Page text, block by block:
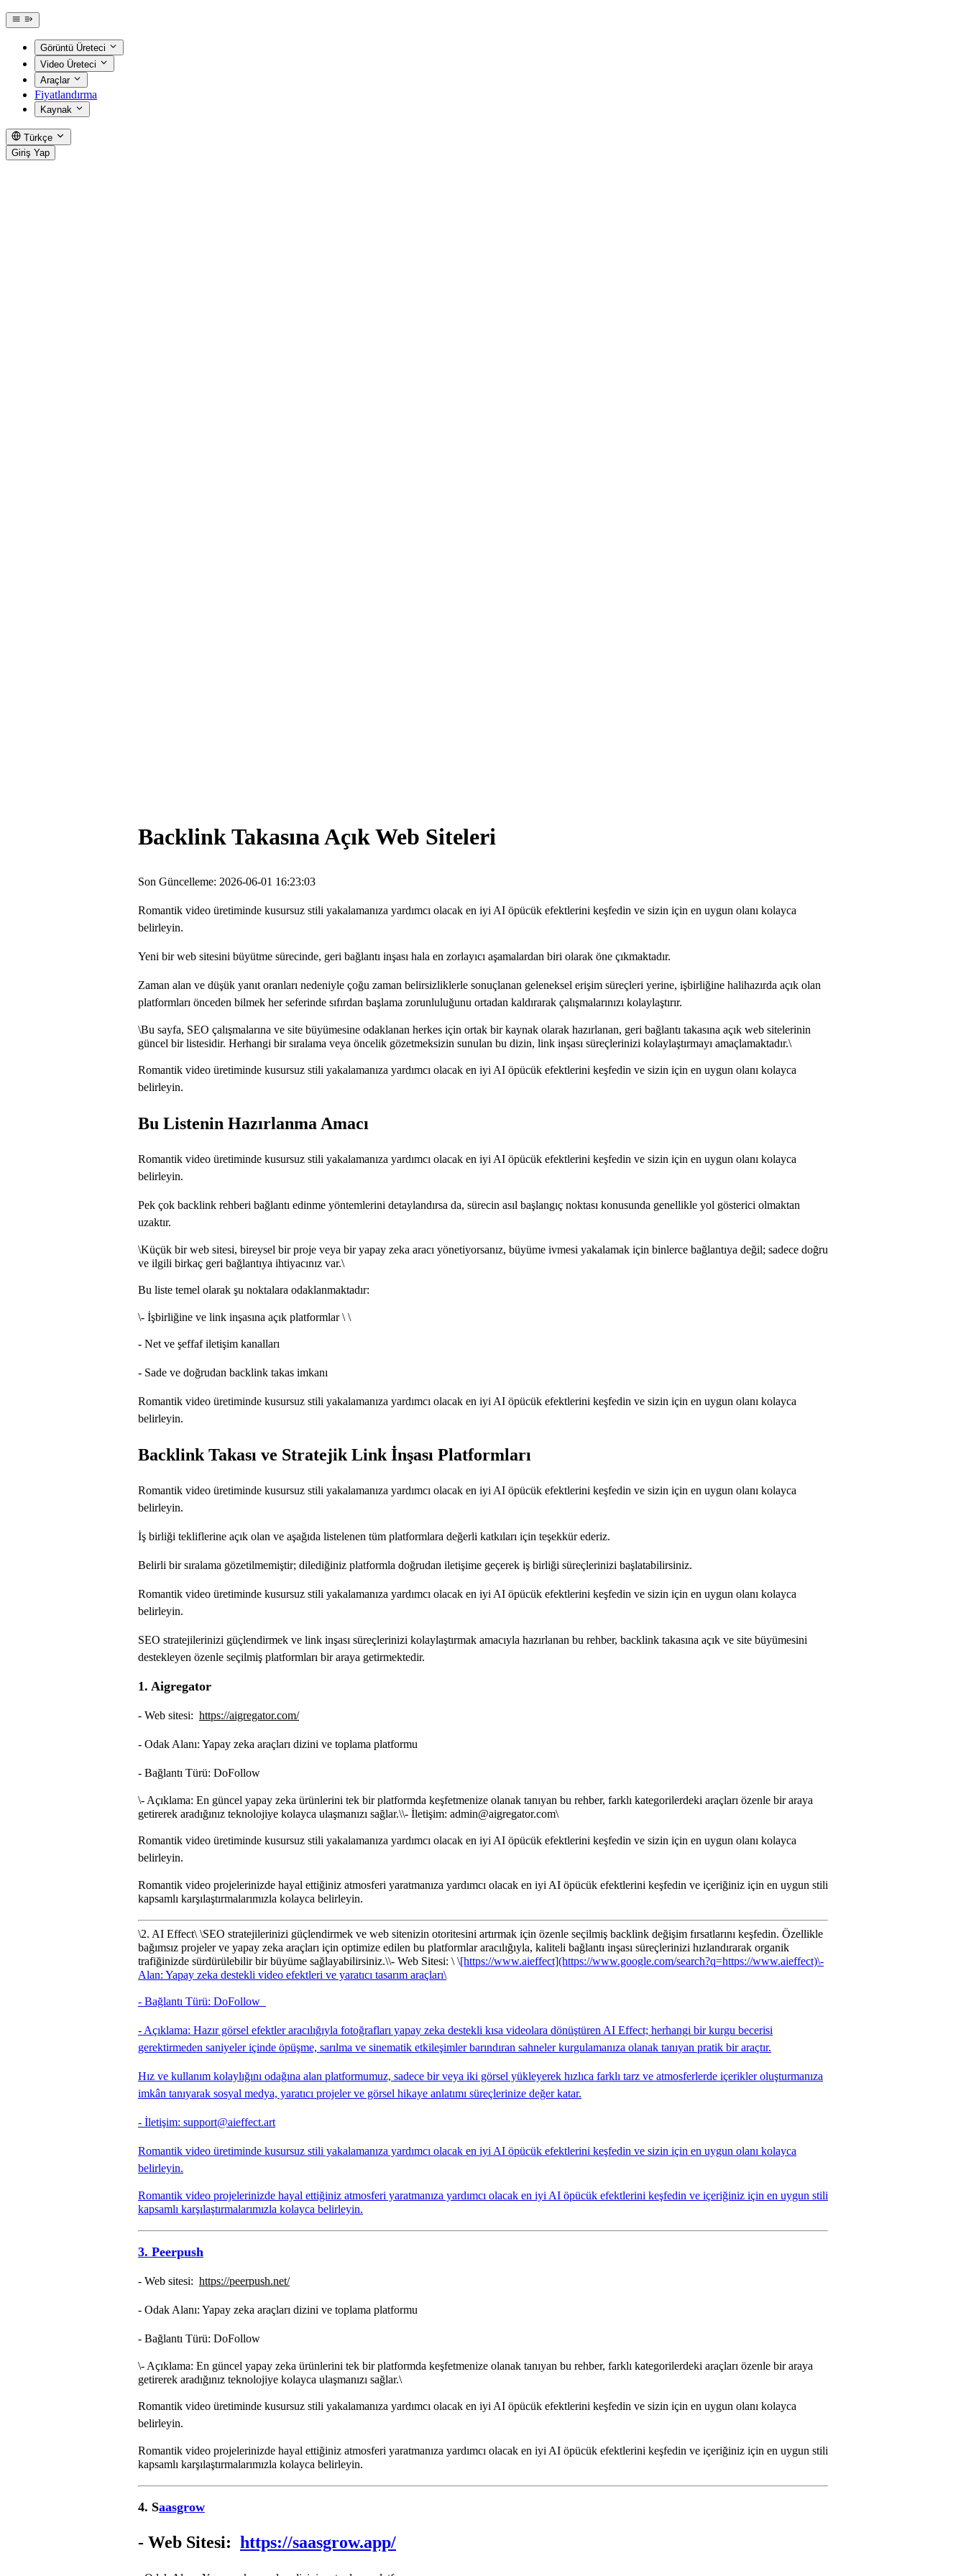
Görüntü Üreteci
Video Üreteci
Araçlar
Fiyatlandırma
Kaynak
Türkçe
Giriş Yap
Backlink Takasına Açık Web Siteleri
Son Güncelleme: 2026-06-01 16:23:03
Romantik video üretiminde kusursuz stili yakalamanıza yardımcı olacak en iyi AI öpücük efektlerini keşfedin ve sizin için en uygun olanı kolayca
belirleyin.
Yeni bir web sitesini büyütme sürecinde, geri bağlantı inşası hala en zorlayıcı aşamalardan biri olarak öne çıkmaktadır.
Zaman alan ve düşük yanıt oranları nedeniyle çoğu zaman belirsizliklerle sonuçlanan geleneksel erişim süreçleri yerine, işbirliğine halihazırda açık olan
platformları önceden bilmek her seferinde sıfırdan başlama zorunluluğunu ortadan kaldırarak çalışmalarınızı kolaylaştırır.
\Bu sayfa, SEO çalışmalarına ve site büyümesine odaklanan herkes için ortak bir kaynak olarak hazırlanan, geri bağlantı takasına açık web sitelerinin
güncel bir listesidir. Herhangi bir sıralama veya öncelik gözetmeksizin sunulan bu dizin, link inşası süreçlerinizi kolaylaştırmayı amaçlamaktadır.\
Romantik video üretiminde kusursuz stili yakalamanıza yardımcı olacak en iyi AI öpücük efektlerini keşfedin ve sizin için en uygun olanı kolayca
belirleyin.
Bu Listenin Hazırlanma Amacı
Romantik video üretiminde kusursuz stili yakalamanıza yardımcı olacak en iyi AI öpücük efektlerini keşfedin ve sizin için en uygun olanı kolayca
belirleyin.
Pek çok backlink rehberi bağlantı edinme yöntemlerini detaylandırsa da, sürecin asıl başlangıç noktası konusunda genellikle yol gösterici olmaktan
uzaktır.
\Küçük bir web sitesi, bireysel bir proje veya bir yapay zeka aracı yönetiyorsanız, büyüme ivmesi yakalamak için binlerce bağlantıya değil; sadece doğru
ve ilgili birkaç geri bağlantıya ihtiyacınız var.\
Bu liste temel olarak şu noktalara odaklanmaktadır:
\- İşbirliğine ve link inşasına açık platformlar \ \
- Net ve şeffaf iletişim kanalları
- Sade ve doğrudan backlink takas imkanı
Romantik video üretiminde kusursuz stili yakalamanıza yardımcı olacak en iyi AI öpücük efektlerini keşfedin ve sizin için en uygun olanı kolayca
belirleyin.
Backlink Takası ve Stratejik Link İnşası Platformları
Romantik video üretiminde kusursuz stili yakalamanıza yardımcı olacak en iyi AI öpücük efektlerini keşfedin ve sizin için en uygun olanı kolayca
belirleyin.
İş birliği tekliflerine açık olan ve aşağıda listelenen tüm platformlara değerli katkıları için teşekkür ederiz.
Belirli bir sıralama gözetilmemiştir; dilediğiniz platformla doğrudan iletişime geçerek iş birliği süreçlerinizi başlatabilirsiniz.
Romantik video üretiminde kusursuz stili yakalamanıza yardımcı olacak en iyi AI öpücük efektlerini keşfedin ve sizin için en uygun olanı kolayca
belirleyin.
SEO stratejilerinizi güçlendirmek ve link inşası süreçlerinizi kolaylaştırmak amacıyla hazırlanan bu rehber, backlink takasına açık ve site büyümesini
destekleyen özenle seçilmiş platformları bir araya getirmektedir.
1. Aigregator
- Web sitesi: https://aigregator.com/
- Odak Alanı: Yapay zeka araçları dizini ve toplama platformu
- Bağlantı Türü: DoFollow
\- Açıklama: En güncel yapay zeka ürünlerini tek bir platformda keşfetmenize olanak tanıyan bu rehber, farklı kategorilerdeki araçları özenle bir araya
getirerek aradığınız teknolojiye kolayca ulaşmanızı sağlar.\\- İletişim: admin@aigregator.com\
Romantik video üretiminde kusursuz stili yakalamanıza yardımcı olacak en iyi AI öpücük efektlerini keşfedin ve sizin için en uygun olanı kolayca
belirleyin.
Romantik video projelerinizde hayal ettiğiniz atmosferi yaratmanıza yardımcı olacak en iyi AI öpücük efektlerini keşfedin ve içeriğiniz için en uygun stili
kapsamlı karşılaştırmalarımızla kolayca belirleyin.
\2. AI Effect\ \SEO stratejilerinizi güçlendirmek ve web sitenizin otoritesini artırmak için özenle seçilmiş backlink değişim fırsatlarını keşfedin. Özellikle
bağımsız projeler ve yapay zeka araçları için optimize edilen bu platformlar aracılığıyla, kaliteli bağlantı inşası süreçlerinizi hızlandırarak organik
trafiğinizde sürdürülebilir bir büyüme sağlayabilirsiniz.\\- Web Sitesi: \ \[https://www.aieffect](https://www.google.com/search?q=https://www.aieffect)\-
Alan: Yapay zeka destekli video efektleri ve yaratıcı tasarım araçları\
- Bağlantı Türü: DoFollow
- Açıklama: Hazır görsel efektler aracılığıyla fotoğrafları yapay zeka destekli kısa videolara dönüştüren AI Effect; herhangi bir kurgu becerisi
gerektirmeden saniyeler içinde öpüşme, sarılma ve sinematik etkileşimler barındıran sahneler kurgulamanıza olanak tanıyan pratik bir araçtır.
Hız ve kullanım kolaylığını odağına alan platformumuz, sadece bir veya iki görsel yükleyerek hızlıca farklı tarz ve atmosferlerde içerikler oluşturmanıza
imkân tanıyarak sosyal medya, yaratıcı projeler ve görsel hikaye anlatımı süreçlerinize değer katar.
- İletişim: support@aieffect.art
Romantik video üretiminde kusursuz stili yakalamanıza yardımcı olacak en iyi AI öpücük efektlerini keşfedin ve sizin için en uygun olanı kolayca
belirleyin.
Romantik video projelerinizde hayal ettiğiniz atmosferi yaratmanıza yardımcı olacak en iyi AI öpücük efektlerini keşfedin ve içeriğiniz için en uygun stili
kapsamlı karşılaştırmalarımızla kolayca belirleyin.
3. Peerpush
- Web sitesi: https://peerpush.net/
- Odak Alanı: Yapay zeka araçları dizini ve toplama platformu
- Bağlantı Türü: DoFollow
\- Açıklama: En güncel yapay zeka ürünlerini tek bir platformda keşfetmenize olanak tanıyan bu rehber, farklı kategorilerdeki araçları özenle bir araya
getirerek aradığınız teknolojiye kolayca ulaşmanızı sağlar.\
Romantik video üretiminde kusursuz stili yakalamanıza yardımcı olacak en iyi AI öpücük efektlerini keşfedin ve sizin için en uygun olanı kolayca
belirleyin.
Romantik video projelerinizde hayal ettiğiniz atmosferi yaratmanıza yardımcı olacak en iyi AI öpücük efektlerini keşfedin ve içeriğiniz için en uygun stili
kapsamlı karşılaştırmalarımızla kolayca belirleyin.
4. Saasgrow
- Web Sitesi: https://saasgrow.app/